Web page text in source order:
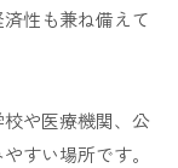
性も兼ね備えて
や医療機関、公
すい場所です。